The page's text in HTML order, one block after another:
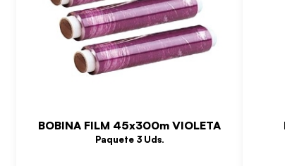
BOBINA FILM 45x300m VIOLETA
Paquete 3 Uds.